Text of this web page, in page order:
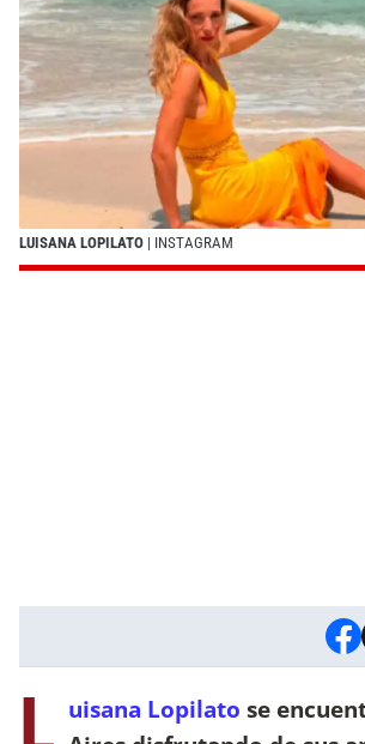
LUISANA LOPILATO | INSTAGRAM
uisana Lopilato se